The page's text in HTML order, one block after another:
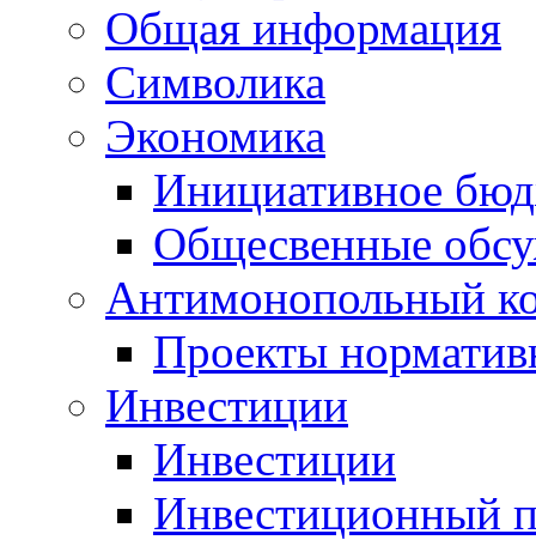
Общая информация
Символика
Экономика
Инициативное
Общесвенные
Антимонопольный
Проекты
Инвестиции
Инвестиции
Инвестиционный